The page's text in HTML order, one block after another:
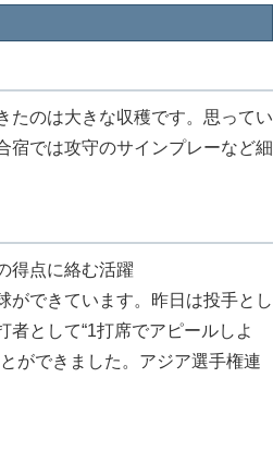
たのは大きな収穫です。思ってい
宿では攻守のサインプレーなど細
得点に絡む活躍
ができています。昨日は投手とし
として“1打席でアピールしよ
ができました。アジア選手権連